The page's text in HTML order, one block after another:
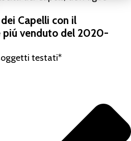
Capelli con il
venduto del 2020-
testati*